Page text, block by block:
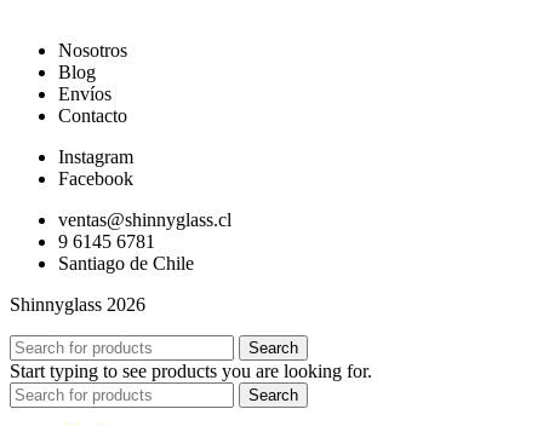
Nosotros
Blog
Envíos
Contacto
Instagram
Facebook
ventas@shinnyglass.cl
9 6145 6781
Santiago de Chile
Shinnyglass 2026
Search
Start typing to see products you are looking for.
Search